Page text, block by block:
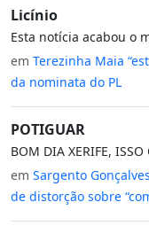
Licínio
Esta notícia acabou o
em Terezinha Maia
da nominata do PL
POTIGUAR
BOM DIA XERIFE, ISSO
em Sargento
de distorção sobre